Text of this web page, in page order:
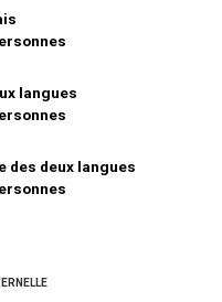
langues
des deux langues